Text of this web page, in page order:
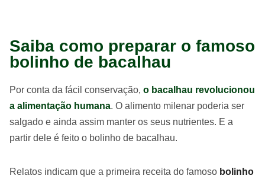
Saiba como preparar o famoso
bolinho de bacalhau
Por conta da fácil conservação, o bacalhau revolucionou
a alimentação humana. O alimento milenar poderia ser
salgado e ainda assim manter os seus nutrientes. E a
partir dele é feito o bolinho de bacalhau.
Relatos indicam que a primeira receita do famoso bolinho